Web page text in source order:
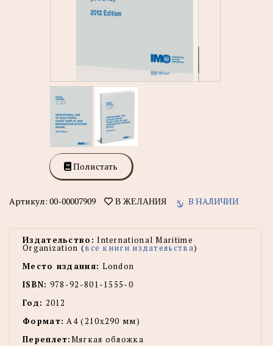
Полистать
Артикул: 00-00007909 В ЖЕЛАНИЯ В НАЛИЧИИ
Издательство: International Maritime
Organization (все книги издательства)
Место издания: London
ISBN: 978-92-801-1555-0
Год: 2012
Формат: А4 (210x290 мм)
Переплет:Мягкая обложка